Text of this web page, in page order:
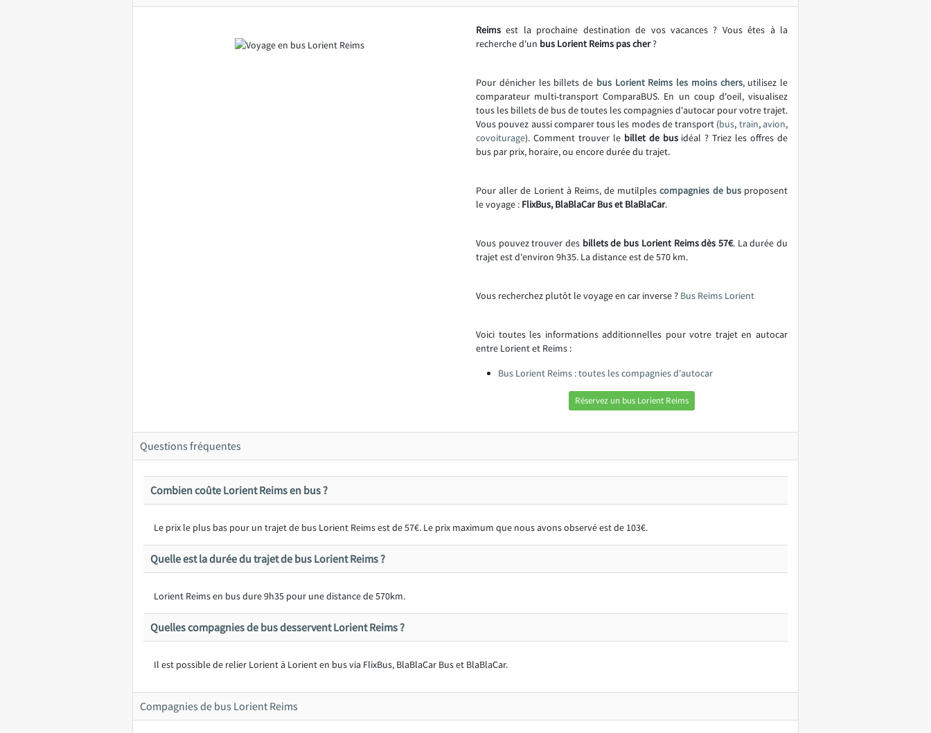
Reims est la prochaine destination de vos vacances ? Vous êtes à la
recherche d'un bus Lorient Reims pas cher?
Pour dénicher les billets de bus Lorient Reims les moins chers, utilisez le
comparateur multi-transport ComparaBUS. En un coup d'oeil, visualisez
tous les billets de bus de toutes les compagnies d'autocar pour votre trajet.
Vous pouvez aussi comparer tous les modes de transport (bus, train,avion,
covoiturage). Comment trouver le billet de busidéal ? Triez les offres de
bus par prix, horaire, ou encore durée du trajet.
Pour aller de Lorient à Reims, de mutilplescompagnies de busproposent
le voyage : FlixBus, BlaBlaCar Bus et BlaBlaCar.
Vous pouvez trouver des billets de bus Lorient Reims dès 57€. La durée du
trajet est d'environ 9h35. La distance est de 570 km.
Vous recherchez plutôt le voyage en car inverse ? Bus Reims Lorient
Voici toutes les informations additionnelles pour votre trajet en autocar
entre Lorient et Reims :
Bus Lorient Reims : toutes les compagnies d'autocar
Réservez un bus Lorient Reims
Questions fréquentes
Combien coûte Lorient Reims en bus ?
Le prix le plus bas pour un trajet de bus Lorient Reims est de 57€. Le prix maximum que nous avons observé est de 103€.
Quelle est la durée du trajet de bus Lorient Reims ?
Lorient Reims en bus dure 9h35 pour une distance de 570km.
Quelles compagnies de bus desservent Lorient Reims ?
Il est possible de relier Lorient à Lorient en bus via FlixBus, BlaBlaCar Bus et BlaBlaCar.
Compagnies de bus Lorient Reims